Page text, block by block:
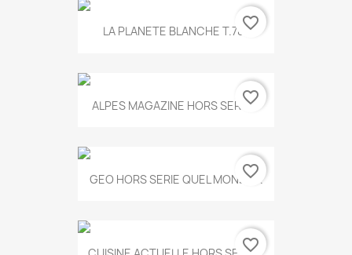
LA PLANETE BLANCHE T.785favorite_border
ALPES MAGAZINE HORS SERIE...
favorite_border
GEO HORS SERIE QUEL MONDE...
favorite_border
favorite_border